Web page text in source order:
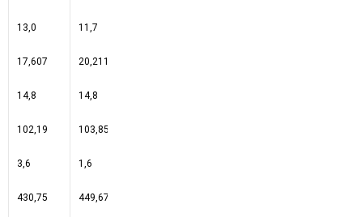
13,0 11,7
17,607 20,211
14,8 14,8
102,19 103,85
3,6 1,6
430,75 449,67